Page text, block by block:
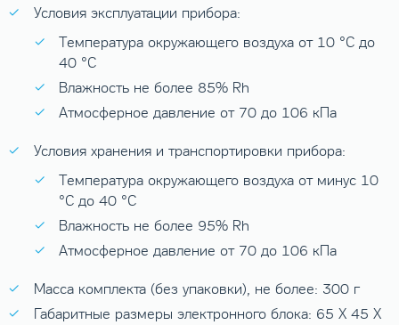
Условия эксплуатации прибора:
Температура окружающего воздуха от 10 °C до
40 °C
Влажность не более 85% Rh
Атмосферное давление от 70 до 106 кПа
Условия хранения и транспортировки прибора:
Температура окружающего воздуха от минус 10
°C до 40 °C
Влажность не более 95% Rh
Атмосферное давление от 70 до 106 кПа
Масса комплекта (без упаковки), не более: 300 г
Габаритные размеры электронного блока: 65 X 45 X